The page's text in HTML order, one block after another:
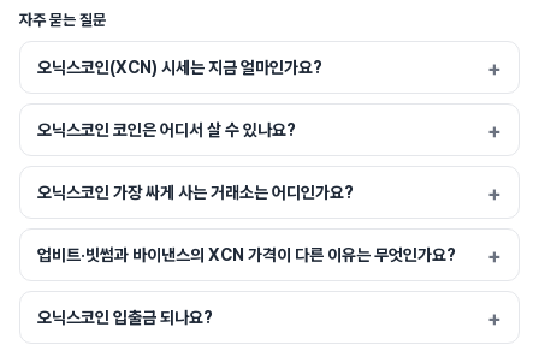
자주 묻는 질문
오닉스코인(XCN) 시세는 지금 얼마인가요?
오닉스코인 코인은 어디서 살 수 있나요?
오닉스코인 가장 싸게 사는 거래소는 어디인가요?
업비트·빗썸과 바이낸스의 XCN 가격이 다른 이유는 무엇인가요?
오닉스코인 입출금 되나요?